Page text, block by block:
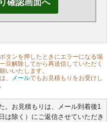
タンを押したときにエラーになる場
旦解除してから再送信していただく
いいたします。
、
メールでもお見積もりをお受けし
。お見積もりは、メール到着後1
は除く）にご返信させていただき